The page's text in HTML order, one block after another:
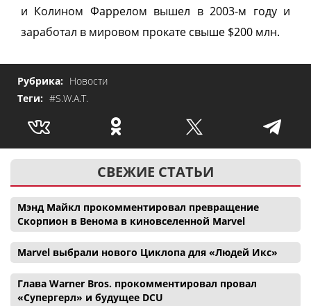
и Колином Фаррелом вышел в 2003-м году и
заработал в мировом прокате свыше $200 млн.
Рубрика: Новости
Теги: #S.W.A.T.
СВЕЖИЕ СТАТЬИ
Мэнд Майкл прокомментировал превращение
Скорпион в Венома в киновселенной Marvel
Marvel выбрали нового Циклопа для «Людей Икс»
Глава Warner Bros. прокомментировал провал
«Супергерл» и будущее DCU